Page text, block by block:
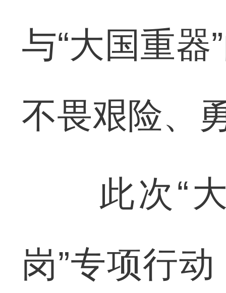
与“大国重
不畏艰险、
此次“大
岗”专项行